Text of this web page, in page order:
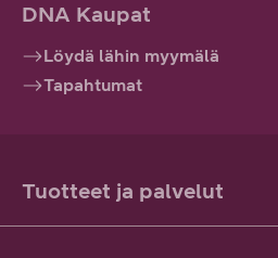
DNA Kaupat
Löydä lähin myymälä
Tapahtumat
Tuotteet ja palvelut